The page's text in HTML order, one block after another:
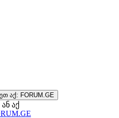
აქ: FORUM.GE
ან აქ